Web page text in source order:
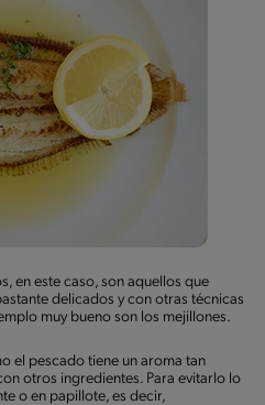
en este caso, son aquellos que
delicados y con otras técnicas
muy bueno son los mejillones.
el pescado tiene un aroma tan
otros ingredientes. Para evitarlo lo
o en papillote, es decir,